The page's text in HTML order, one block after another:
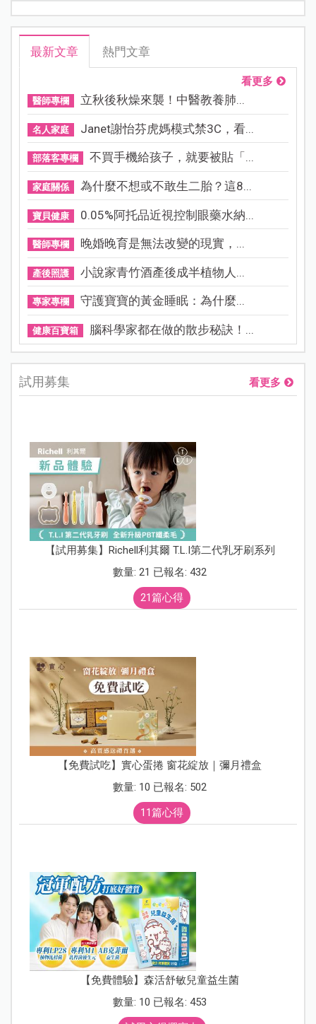
最新文章 熱門文章
看更多
醫師專欄 立秋後秋燥來襲！中醫教養肺...
名人家庭 Janet謝怡芬虎媽模式禁3C，看...
部落客專欄 不買手機給孩子，就要被貼「...
家庭關係 為什麼不想或不敢生二胎？這8...
寶貝健康 0.05%阿托品近視控制眼藥水納...
醫師專欄 晚婚晚育是無法改變的現實，...
產後照護 小說家青竹酒產後成半植物人...
專家專欄 守護寶寶的黃金睡眠：為什麼...
健康百寶箱 腦科學家都在做的散步秘訣！...
試用募集 看更多
【試用募集】Richell利其爾 T.L.I第二代乳牙刷系列
數量: 21 已報名: 432
21篇心得
【免費試吃】實心蛋捲 窗花綻放｜彌月禮盒
數量: 10 已報名: 502
11篇心得
【免費體驗】森活舒敏兒童益生菌
數量: 10 已報名: 453